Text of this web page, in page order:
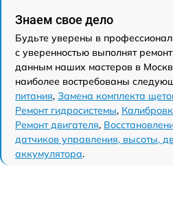
Знаем свое дело
Будьте уверены в
с уверенностью выполнят
данным наших мастеров в
наиболее востребованы
питания, Замена комплекта
Ремонт гидросистемы,
Ремонт двигателя,
датчиков управления, высоты,
аккумулятора.